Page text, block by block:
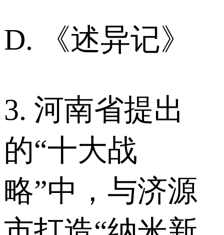
D. 《述异记》
3. 河南省提出
的“十大战
略”中，与济源